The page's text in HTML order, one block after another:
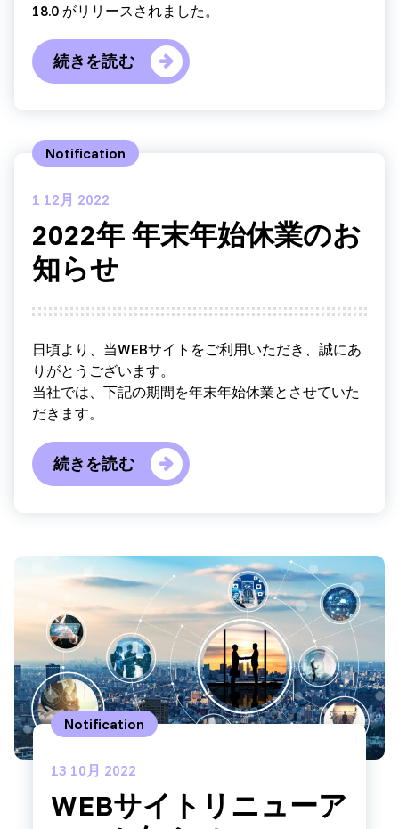
18.0 がリリースされました。
続きを読む
Notification
1 12月 2022
2022年 年末年始休業のお
知らせ
日頃より、当WEBサイトをご利用いただき、誠にあ
りがとうございます。
当社では、下記の期間を年末年始休業とさせていた
だきます。
続きを読む
Notification
13 10月 2022
WEBサイトリニューア